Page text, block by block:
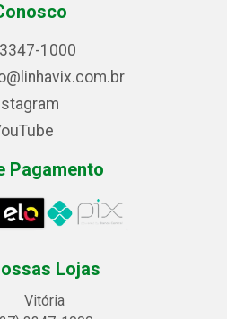
1000
Pagamento
Lojas
Vitória